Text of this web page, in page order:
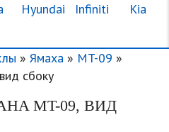
» Ямаха » MT-09 »
сбоку
MT-09, ВИД